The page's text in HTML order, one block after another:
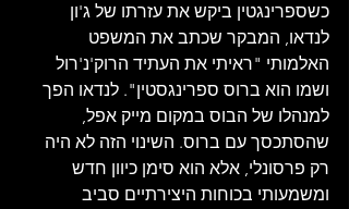
כשספרינגטין ביקש את עזרתו של ג'ון
לנדאו, המבקר שכתב את המשפט
האלמותי "ראיתי את העתיד הרוק'נ'רול
ושמו הוא ברוס ספרינגסטין". לנדאו הפך
למנהלו של הבוס במקום מייק אפל,
שהסתכסך עם ברוס. השינוי הזה לא היה
רק ​​פרסונלי, אלא הוא סימן כיוון חדש
ומשמעותי בכוחות היצירתיים סביב